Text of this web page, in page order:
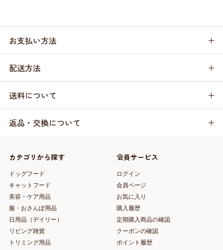
お支払い方法
配送方法
送料について
返品・交換について
カテゴリから探す
ドッグフード
キャットフード
美容・ケア用品
服・おさんぽ用品
日用品（デイリー）
リビング雑貨
トリミング用品
会員サービス
ログイン
会員ページ
お気に入り
購入履歴
定期購入商品の確認
クーポンの確認
ポイント履歴